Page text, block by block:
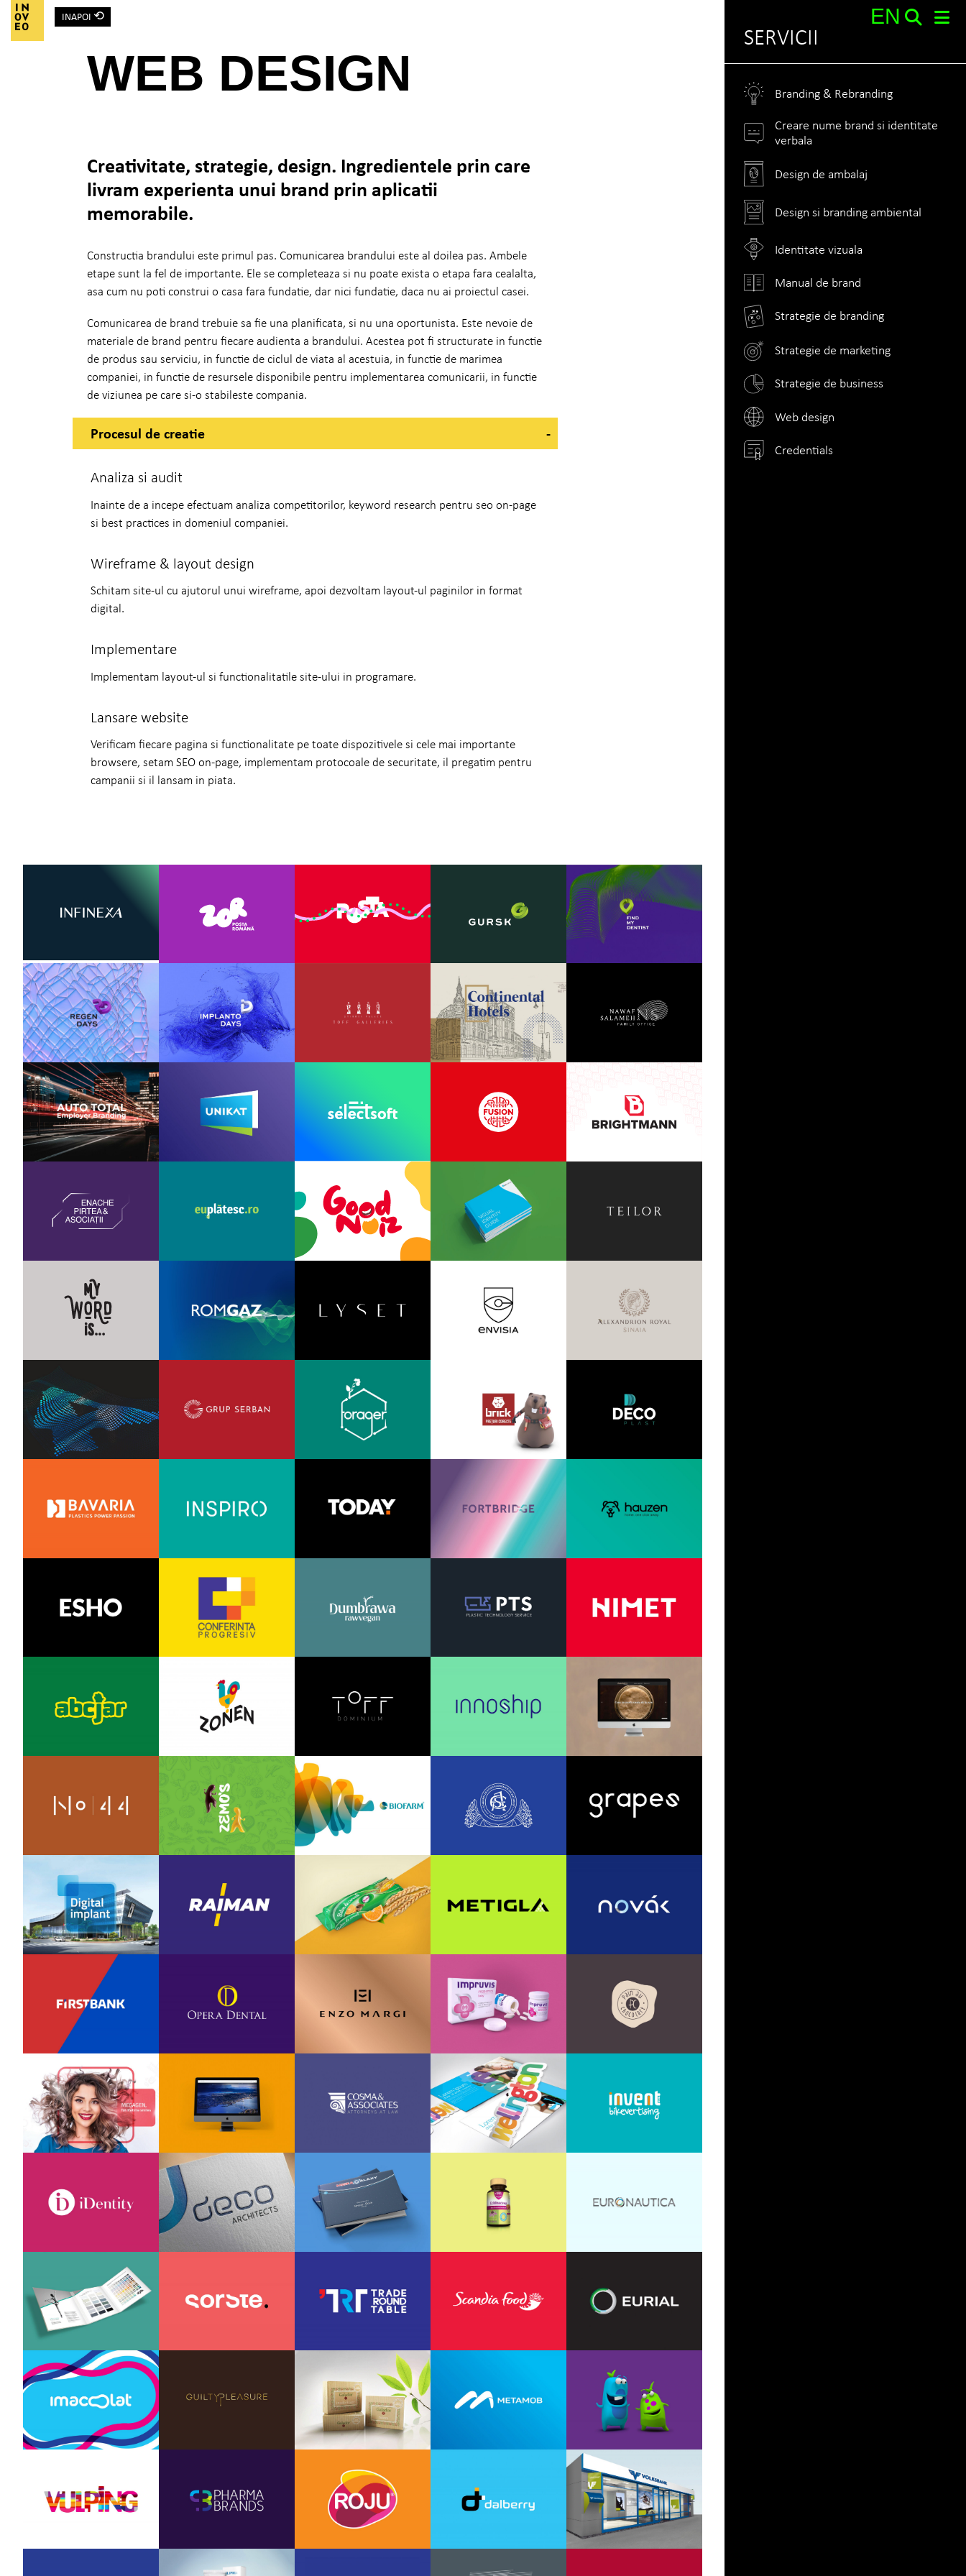
Main Navigation
INAPOI ⟲ EN
WEB DESIGN
Creativitate, strategie, design. Ingredientele prin care
livram experienta unui brand prin aplicatii
memorabile.
Constructia brandului este primul pas. Comunicarea brandului este al doilea pas. Ambele
etape sunt la fel de importante. Ele se completeaza si nu poate exista o etapa fara cealalta,
asa cum nu poti construi o casa fara fundatie, dar nici fundatie, daca nu ai proiectul casei.
Comunicarea de brand trebuie sa fie una planificata, si nu una oportunista. Este nevoie de
materiale de brand pentru fiecare audienta a brandului. Acestea pot fi structurate in functie
de produs sau serviciu, in functie de ciclul de viata al acestuia, in functie de marimea
companiei, in functie de resursele disponibile pentru implementarea comunicarii, in functie
de viziunea pe care si-o stabileste compania.
Procesul de creatie
Analiza si audit
Inainte de a incepe efectuam analiza competitorilor, keyword research pentru seo on-page
si best practices in domeniul companiei.
Wireframe & layout design
Schitam site-ul cu ajutorul unui wireframe, apoi dezvoltam layout-ul paginilor in format
digital.
Implementare
Implementam layout-ul si functionalitatile site-ului in programare.
Lansare website
Verificam fiecare pagina si functionalitate pe toate dispozitivele si cele mai importante
browsere, setam SEO on-page, implementam protocoale de securitate, il pregatim pentru
campanii si il lansam in piata.
SERVICII
Branding & Rebranding
Creare nume brand si identitate
verbala
Design de ambalaj
Design si branding ambiental
Identitate vizuala
Manual de brand
Strategie de branding
Strategie de marketing
Strategie de business
Web design
Credentials